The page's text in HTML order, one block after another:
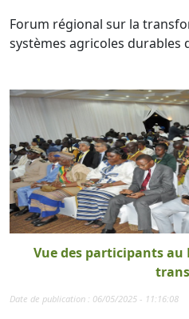
Forum régional sur la
systèmes agricoles durables
Vue des participants
Date de publication : 06/05/2025 - 11:16:08